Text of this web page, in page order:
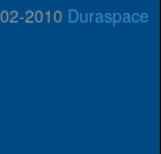
2010 Duraspace